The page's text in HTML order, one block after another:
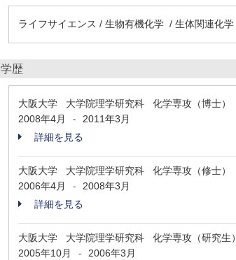
ライフサイエンス / 生物有機化学 / 生体関連化学
学歴
大阪大学 大学院理学研究科 化学専攻（博士）
2008年4月
-
2011年3月
詳細を見る
大阪大学 大学院理学研究科 化学専攻（修士）
2006年4月
-
2008年3月
詳細を見る
大阪大学 大学院理学研究科 化学専攻（研究生）
2005年10月
-
2006年3月